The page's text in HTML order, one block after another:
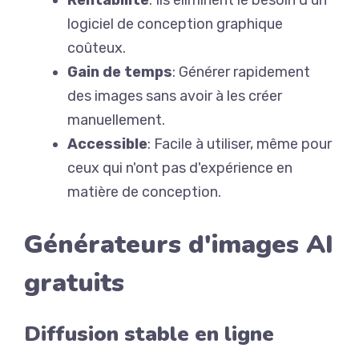
logiciel de conception graphique
coûteux.
Gain de temps: Générer rapidement
des images sans avoir à les créer
manuellement.
Accessible: Facile à utiliser, même pour
ceux qui n'ont pas d'expérience en
matière de conception.
Générateurs d'images AI
gratuits
Diffusion stable en ligne